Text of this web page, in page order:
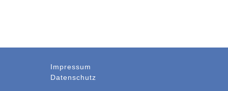
Impressum
Datenschutz